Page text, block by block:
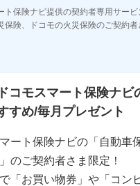
合わせに対応するため
ビスに関する情報提供や、皆
ため
品質向上やお問い合わせ内容
保護管理者の職名、連絡
東京都中央区日本橋人形
日本橋ビル 3F
ドコモ・インシュアランス
ト保険ナビ提供の契約者専用サー
保険、ドコモの火災保険のご契約
ドコモスマート保険ナビ
すめ/毎月プレゼント
ート保険ナビの「自動車
のご契約者さま限定！
「お買い物券」や「コン